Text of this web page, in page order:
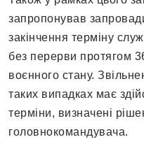
запропонував
закінчення терміну
без перерви протягом
воєнного стану.
таких випадках має
терміни, визначені
головнокомандувача.